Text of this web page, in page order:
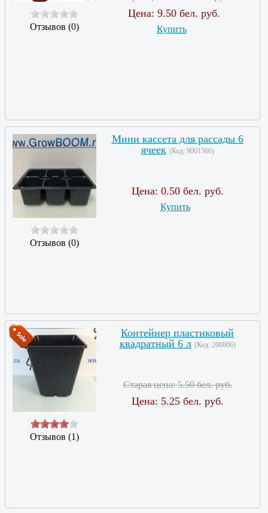
Отзывов (0)
Цена: 9.50 бел. руб.
Купить
Отзывов (0)
Мини кассета для рассады 6
ячеек (Код: 9001566)
Цена: 0.50 бел. руб.
Купить
Отзывов (1)
Контейнер пластиковый
квадратный 6 л (Код: 200806)
Старая цена:5.50 бел. руб.
Цена: 5.25 бел. руб.